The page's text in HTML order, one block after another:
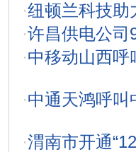
·纽顿兰科技助
·许昌供电公司
·中移动山西呼
·中通天鸿呼叫
·渭南市开通